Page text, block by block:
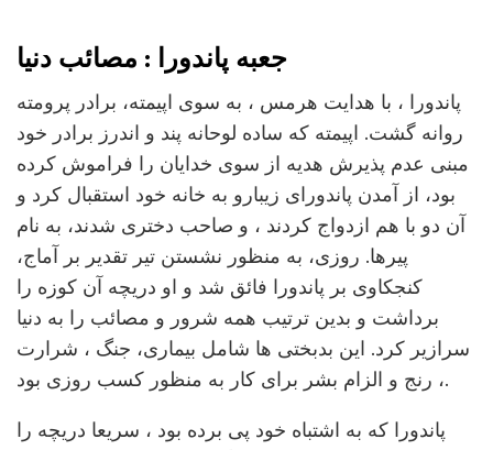
جعبه پاندورا : مصائب دنیا
پاندورا ، با هدایت هرمس ، به سوی اپیمته، برادر پرومته
روانه گشت. اپیمته که ساده لوحانه پند و اندرز برادر خود
مبنی عدم پذیرش هدیه از سوی خدایان را فراموش کرده
بود، از آمدن پاندورای زیبارو به خانه خود استقبال کرد و
آن دو با هم ازدواج کردند ، و صاحب دختری شدند، به نام
پیرها. روزی، به منظور نشستن تیر تقدیر بر آماج،
کنجکاوی بر پاندورا فائق شد و او دریچه آن کوزه را
برداشت و بدین ترتیب همه شرور و مصائب را به دنیا
سرازیر کرد. این بدبختی ها شامل بیماری، جنگ ، شرارت
، رنج و الزام بشر برای کار به منظور کسب روزی بود.
پاندورا که به اشتباه خود پی برده بود ، سریعا دریچه را